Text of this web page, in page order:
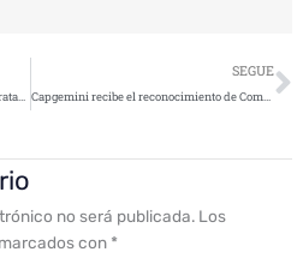
¿Cuál fue la respuesta de Fireeye al ciberataque sufrido?
SEGUE
Capgemini recibe el reconocimiento de Competencia en Software Industrial de Amazon Web Services (AWS)
no será publicada. Los
con *